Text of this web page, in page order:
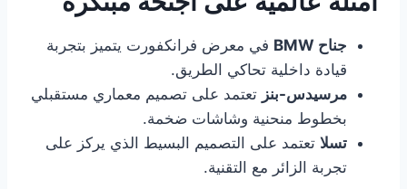
جناح
في معرض فرانكفورت يتميز بتجربة
قيادة داخلية تحاكي الطريق.
مرسيدس-بنز تعتمد على تصميم معماري مستقبلي
بخطوط منحنية وشاشات ضخمة.
تسلا تعتمد على التصميم البسيط الذي يركز على
تجربة الزائر مع التقنية.